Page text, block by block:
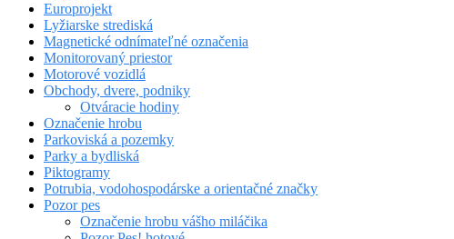
Europrojekt
Lyžiarske strediská
Magnetické odnímateľné označenia
Monitorovaný priestor
Motorové vozidlá
Obchody, dvere, podniky
Otváracie hodiny
Označenie hrobu
Parkoviská a pozemky
Parky a bydliská
Piktogramy
Potrubia, vodohospodárske a orientačné značky
Pozor pes
Označenie hrobu vášho miláčika